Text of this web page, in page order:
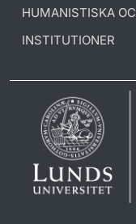
HUMANISTISKA
INSTITUTIONER